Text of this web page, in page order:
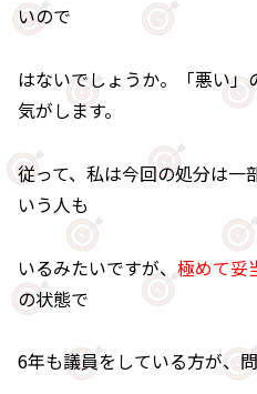
いので
はないでしょうか。「悪い」
気がします。
従って、私は今回の処分は一
いう人も
いるみたいですが、極めて妥
の状態で
6年も議員をしている方が、